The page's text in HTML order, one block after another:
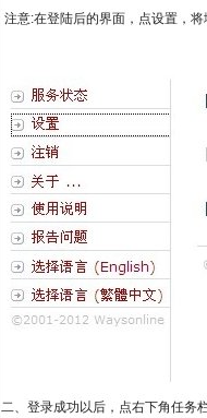
注意:在登陆后的界面，点设置，
二、登录成功以后，点右下角任